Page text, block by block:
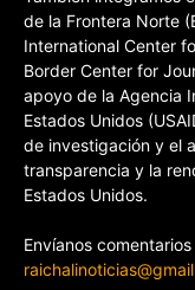
de la Frontera Norte
International Center
Border Center for
apoyo de la Agencia
Estados Unidos
de investigación y el
transparencia y la
Estados Unidos.
Envíanos